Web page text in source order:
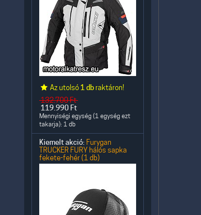
Az utolsó 1 db raktáron!
132.700Ft
119.990 Ft
Mennyiségi egység (1 egység ezt
takarja): 1 db
Kiemelt akció: Furygan
TRUCKER FURY hálós sapka
fekete-fehér (1 db)